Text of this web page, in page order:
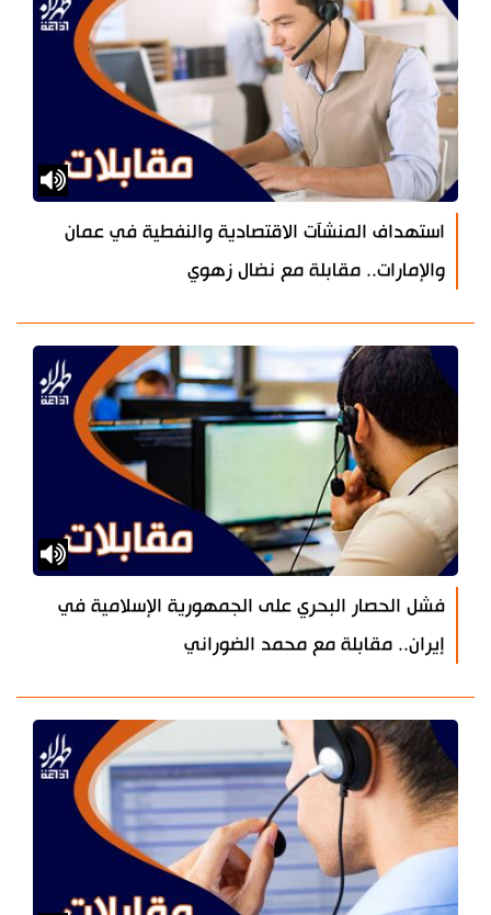
استهداف المنشآت الاقتصادية والنفطية في عمان
والإمارات.. مقابلة مع نضال زهوي
فشل الحصار البحري على الجمهورية الإسلامية في
إيران.. مقابلة مع محمد الضوراني